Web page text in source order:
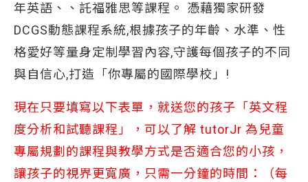
年英語、、託福雅思等課程。 憑藉獨家研發
DCGS動態課程系統,根據孩子的年齡、水準、性
格愛好等量身定制學習內容,守護每個孩子的不同
與自信心,打造「你專屬的國際學校」!
現在只要填寫以下表單，就送您的孩子「英文程
度分析和試聽課程」，可以了解 tutorJr 為兒童
專屬規劃的課程與教學方式是否適合您的小孩，
讓孩子的視界更寬廣，只需一分鐘的時間：（每